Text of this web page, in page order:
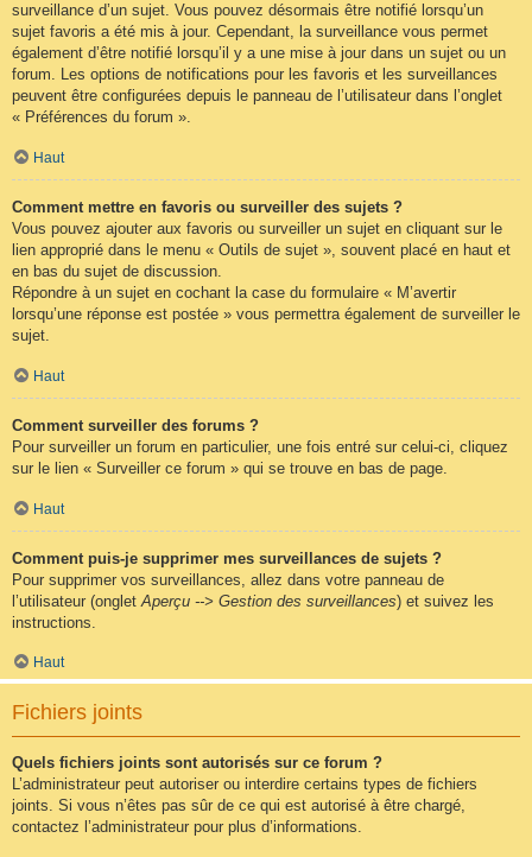
surveillance d’un sujet. Vous pouvez désormais être notifié lorsqu’un
sujet favoris a été mis à jour. Cependant, la surveillance vous permet
également d’être notifié lorsqu’il y a une mise à jour dans un sujet ou un
forum. Les options de notifications pour les favoris et les surveillances
peuvent être configurées depuis le panneau de l’utilisateur dans l’onglet
« Préférences du forum ».
Haut
Comment mettre en favoris ou surveiller des sujets ?
Vous pouvez ajouter aux favoris ou surveiller un sujet en cliquant sur le
lien approprié dans le menu « Outils de sujet », souvent placé en haut et
en bas du sujet de discussion.
Répondre à un sujet en cochant la case du formulaire « M’avertir
lorsqu’une réponse est postée » vous permettra également de surveiller le
sujet.
Haut
Comment surveiller des forums ?
Pour surveiller un forum en particulier, une fois entré sur celui-ci, cliquez
sur le lien « Surveiller ce forum » qui se trouve en bas de page.
Haut
Comment puis-je supprimer mes surveillances de sujets ?
Pour supprimer vos surveillances, allez dans votre panneau de
l’utilisateur (onglet Aperçu --> Gestion des surveillances) et suivez les
instructions.
Haut
Fichiers joints
Quels fichiers joints sont autorisés sur ce forum ?
L’administrateur peut autoriser ou interdire certains types de fichiers
joints. Si vous n’êtes pas sûr de ce qui est autorisé à être chargé,
contactez l’administrateur pour plus d’informations.